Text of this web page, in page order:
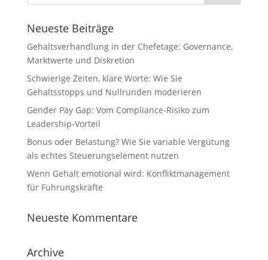
Neueste Beiträge
Gehaltsverhandlung in der Chefetage: Governance,
Marktwerte und Diskretion
Schwierige Zeiten, klare Worte: Wie Sie
Gehaltsstopps und Nullrunden moderieren
Gender Pay Gap: Vom Compliance-Risiko zum
Leadership-Vorteil
Bonus oder Belastung? Wie Sie variable Vergütung
als echtes Steuerungselement nutzen
Wenn Gehalt emotional wird: Konfliktmanagement
für Führungskräfte
Neueste Kommentare
Archive